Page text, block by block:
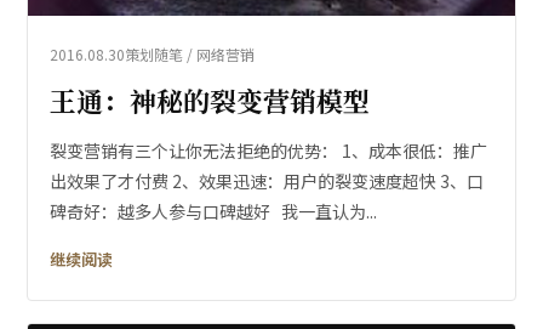
2016.08.30策划随笔 / 网络营销
王通：神秘的裂变营销模型
裂变营销有三个让你无法拒绝的优势： 1、成本很低：推广
出效果了才付费 2、效果迅速：用户的裂变速度超快 3、口
碑奇好：越多人参与口碑越好 我一直认为...
继续阅读